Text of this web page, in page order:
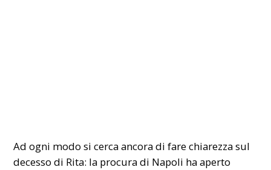
Ad ogni modo si cerca ancora di fare chiarezza sul
decesso di Rita: la procura di Napoli ha aperto